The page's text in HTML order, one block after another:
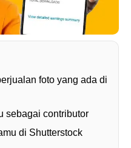
foto yang ada di
sebagai contributor
di Shutterstock